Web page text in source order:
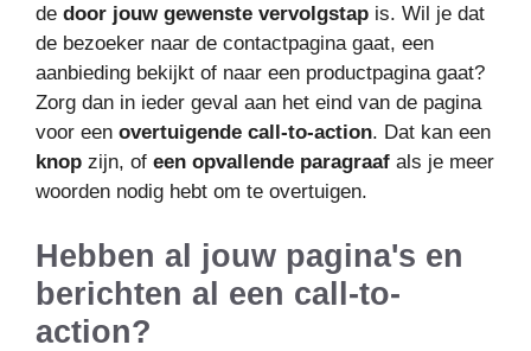
de door jouw gewenste vervolgstap is. Wil je dat
de bezoeker naar de contactpagina gaat, een
aanbieding bekijkt of naar een productpagina gaat?
Zorg dan in ieder geval aan het eind van de pagina
voor een overtuigende call-to-action. Dat kan een
knop zijn, of een opvallende paragraaf als je meer
woorden nodig hebt om te overtuigen.
Hebben al jouw pagina's en
berichten al een call-to-
action?